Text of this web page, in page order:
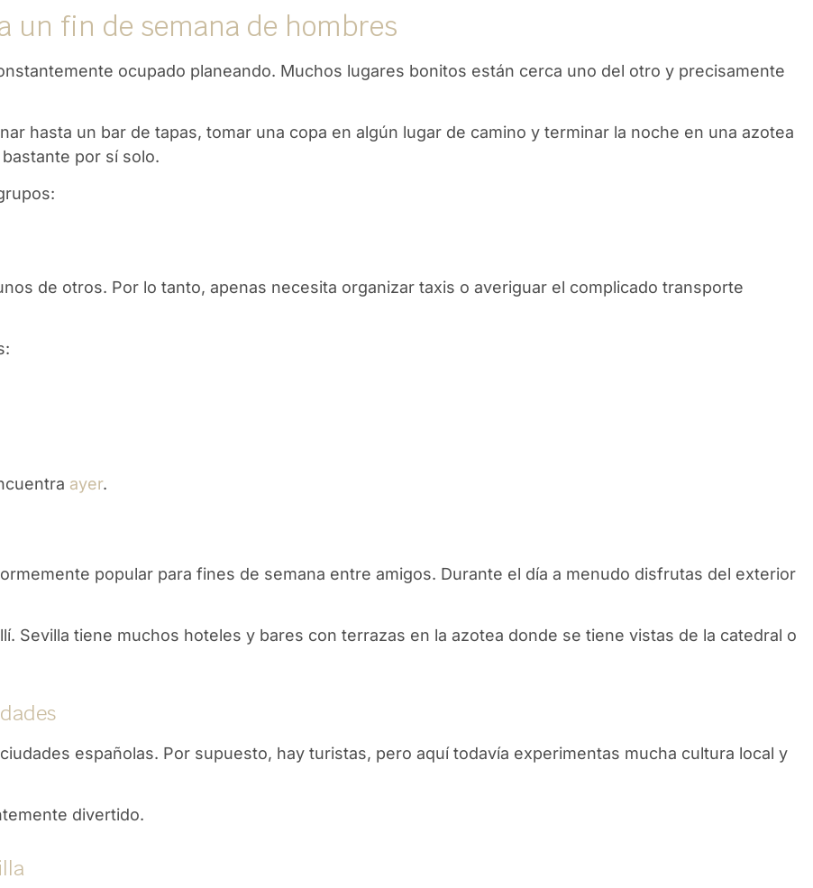
un fin de semana de hombres
ocupado planeando. Muchos lugares bonitos están cerca uno del otro y precisamente
hasta un bar de tapas, tomar una copa en algún lugar de camino y terminar la noche en una azotea
por sí solo.
de otros. Por lo tanto, apenas necesita organizar taxis o averiguar el complicado transporte
ayer.
popular para fines de semana entre amigos. Durante el día a menudo disfrutas del exterior
Sevilla tiene muchos hoteles y bares con terrazas en la azotea donde se tiene vistas de la catedral o
españolas. Por supuesto, hay turistas, pero aquí todavía experimentas mucha cultura local y
divertido.